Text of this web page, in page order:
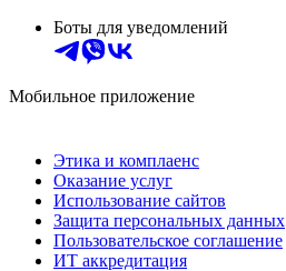
Боты для уведомлений
Мобильное приложение
Этика и комплаенс
Оказание услуг
Использование сайтов
Защита персональных данных
Пользовательское соглашение
ИТ аккредитация